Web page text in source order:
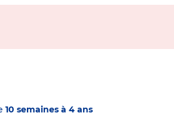
10 semaines à 4 ans